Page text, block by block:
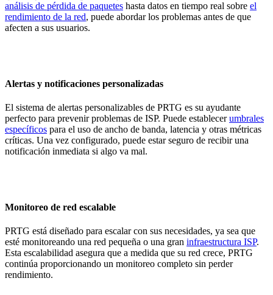
análisis de pérdida de paquetes hasta datos en tiempo real sobre el
rendimiento de la red, puede abordar los problemas antes de que
afecten a sus usuarios.
Alertas y notificaciones personalizadas
El sistema de alertas personalizables de PRTG es su ayudante
perfecto para prevenir problemas de ISP. Puede establecerumbrales
específicos para el uso de ancho de banda, latencia y otras métricas
críticas. Una vez configurado, puede estar seguro de recibir una
notificación inmediata si algo va mal.
Monitoreo de red escalable
PRTG está diseñado para escalar con sus necesidades, ya sea que
esté monitoreando una red pequeña o una gran infraestructura ISP.
Esta escalabilidad asegura que a medida que su red crece, PRTG
continúa proporcionando un monitoreo completo sin perder
rendimiento.